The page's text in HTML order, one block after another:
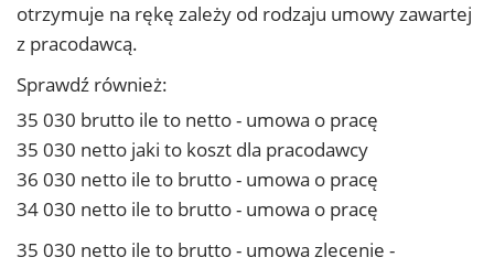
otrzymuje na rękę zależy od rodzaju umowy zawartej
z pracodawcą.
Sprawdź również:
35 030 brutto ile to netto - umowa o pracę
35 030 netto jaki to koszt dla pracodawcy
36 030 netto ile to brutto - umowa o pracę
34 030 netto ile to brutto - umowa o pracę
35 030 netto ile to brutto - umowa zlecenie -